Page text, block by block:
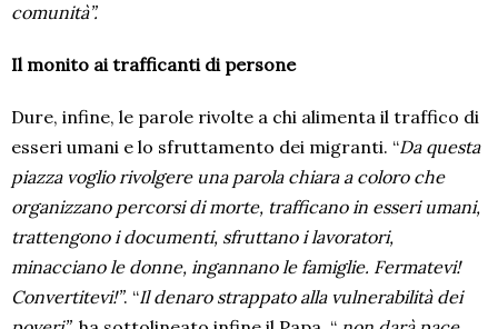
comunità”.
Il monito ai trafficanti di persone
Dure, infine, le parole rivolte a chi alimenta il traffico di
esseri umani e lo sfruttamento dei migranti. “Da questa
piazza voglio rivolgere una parola chiara a coloro che
organizzano percorsi di morte, trafficano in esseri umani,
trattengono i documenti, sfruttano i lavoratori,
minacciano le donne, ingannano le famiglie. Fermatevi!
Convertitevi!”. “Il denaro strappato alla vulnerabilità dei